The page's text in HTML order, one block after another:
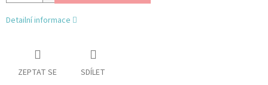
Detailní informace
ZEPTAT SE SDÍLET